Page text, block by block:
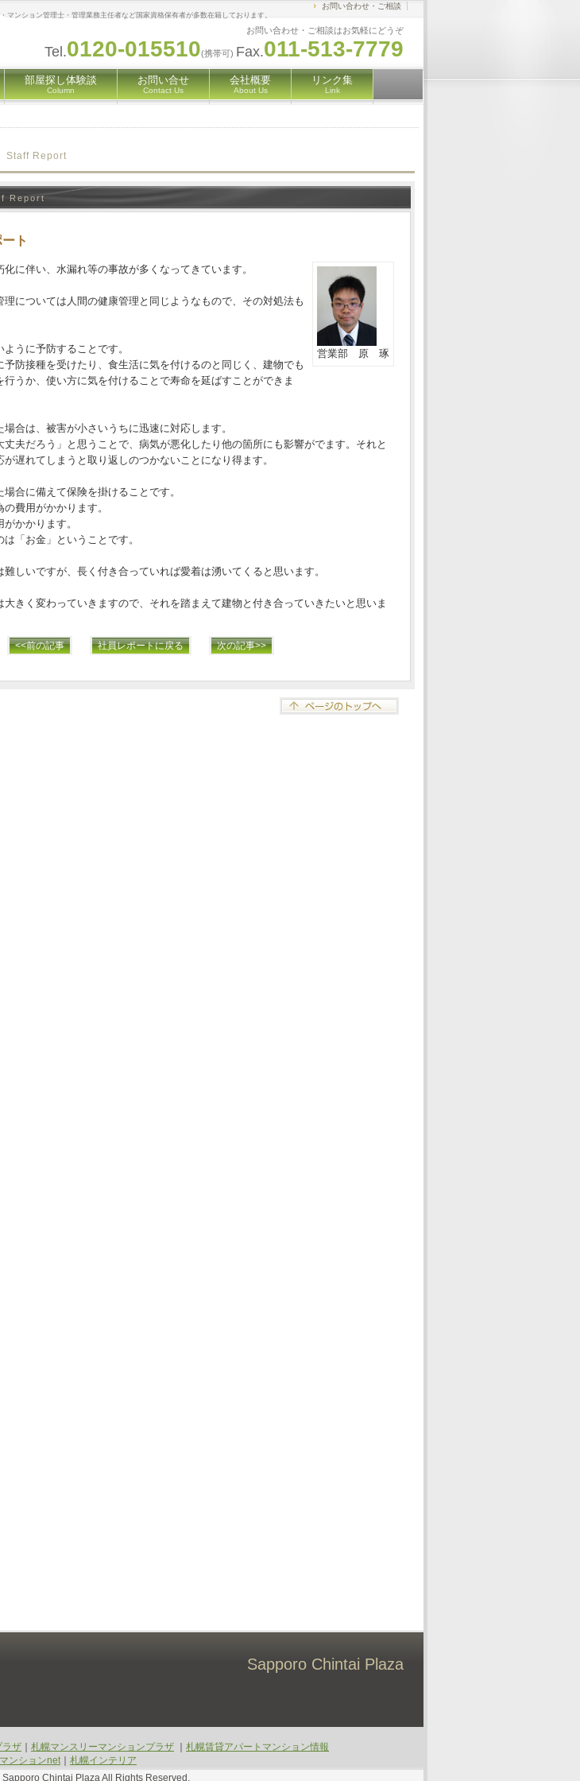
ンション管理士・管理業務主任者など国家資格保有者が多数在籍しております。
お問い合わせ・ご相談はお気軽にどうぞ
Tel.0120-015510(携帯可) Fax.011-513-7779
お問い合わせ・ご相談
部屋探し体験談
Column
お問い合せ
Contact Us
会社概要
About Us
リンク集
Link
Staff Report
Report
ト
営業部 原 琢
に伴い、水漏れ等の事故が多くなってきています。
については人間の健康管理と同じようなもので、その対処法も
うに予防することです。
防接種を受けたり、食生活に気を付けるのと同じく、建物でも
行うか、使い方に気を付けることで寿命を延ばすことができま
合は、被害が小さいうちに迅速に対応します。
夫だろう」と思うことで、病気が悪化したり他の箇所にも影響がでます。それと
遅れてしまうと取り返しのつかないことになり得ます。
合に備えて保険を掛けることです。
費用がかかります。
かかります。
「お金」ということです。
しいですが、長く付き合っていれば愛着は湧いてくると思います。
きく変わっていきますので、それを踏まえて建物と付き合っていきたいと思いま
<<前の記事 社員レポートに戻る 次の記事>>
Sapporo Chintai Plaza
ラザ 札幌マンスリーマンションプラザ
札幌賃貸アパートマンション情報
ンションnet｜ 札幌インテリア
Chintai Plaza All Rights Reserved.